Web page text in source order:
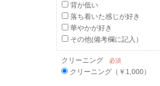
背が低い
落ち着いた感じが好き
華やかが好き
その他(備考欄に記入）
クリーニング 必須
クリーニング（￥1,000）